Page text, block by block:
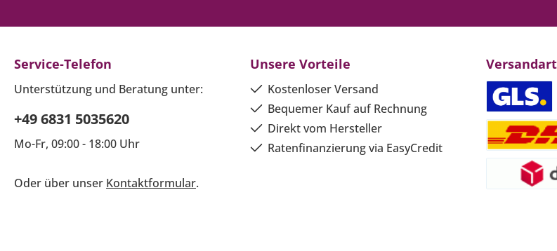
Service-Telefon
Unterstützung und Beratung unter:
+49 6831 5035620
Mo-Fr, 09:00 - 18:00 Uhr
Oder über unser Kontaktformular.
Unsere Vorteile
Kostenloser Versand
Bequemer Kauf auf Rechnung
Direkt vom Hersteller
Ratenfinanzierung via EasyCredit